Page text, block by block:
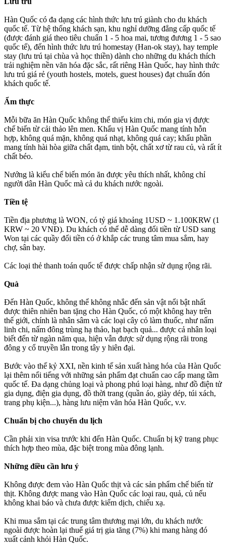
Hàn Quốc có đa dạng các hình thức lưu trú giành cho du khách
quốc tế. Từ hệ thống khách sạn, khu nghỉ dưỡng đẳng cấp quốc tế
(được đánh giá theo tiêu chuẩn 1 - 5 hoa mai, tương đương 1 - 5 sao
quốc tế), đến hình thức lưu trú homestay (Han-ok stay), hay temple
stay (lưu trú tại chùa và học thiền) dành cho những du khách thích
trải nghiệm nền văn hóa đặc sắc, rất riêng Hàn Quốc, hay hình thức
lưu trú giá rẻ (youth hostels, motels, guest houses) đạt chuẩn đón
khách quốc tế.
Ẩm thực
Mỗi bữa ăn Hàn Quốc không thể thiếu kim chi, món gia vị được
chế biến từ cải thảo lên men. Khẩu vị Hàn Quốc mang tính hỗn
hợp, không quá mặn, không quá nhạt, không quá cay; khẩu phần
mang tính hài hòa giữa chất đạm, tinh bột, chất xơ từ rau củ, và rất ít
chất béo.
Nướng là kiểu chế biến món ăn được yêu thích nhất, không chỉ
người dân Hàn Quốc mà cả du khách nước ngoài.
Tiền tệ
Tiền địa phương là WON, có tỷ giá khoảng 1USD ~ 1.100KRW (1
KRW ~ 20 VNĐ). Du khách có thể dễ dàng đổi tiền từ USD sang
Won tại các quầy đổi tiền có ở khắp các trung tâm mua sắm, hay
chợ, sân bay.
Các loại thẻ thanh toán quốc tế được chấp nhận sử dụng rộng rãi.
Quà
Đến Hàn Quốc, không thể không nhắc đến sản vật nổi bật nhất
được thiên nhiên ban tặng cho Hàn Quốc, có một không hay trên
thế giới, chính là nhân sâm và các loại cây cỏ làm thuốc, như nấm
linh chi, nấm đông trùng hạ thảo, hạt bạch quả... được cả nhân loại
biết đến từ ngàn năm qua, hiện vẫn được sử dụng rộng rãi trong
đông y cổ truyền lẫn trong tây y hiên đại.
Bước vào thế kỷ XXI, nền kinh tế sản xuất hàng hóa của Hàn Quốc
lại thêm nổi tiếng với những sản phẩm đạt chuẩn cao cấp mang tầm
quốc tế. Đa dạng chủng loại và phong phú loại hàng, như đồ điện tử
gia dụng, điện gia dụng, đồ thời trang (quần áo, giày dép, túi xách,
trang phụ kiện...), hàng lưu niệm văn hóa Hàn Quốc, v.v.
Chuẩn bị cho chuyến du lịch
Cần phải xin visa trước khi đến Hàn Quốc. Chuẩn bị kỹ trang phục
thích hợp theo mùa, đặc biệt trong mùa đông lạnh.
Những điều cần lưu ý
Không được đem vào Hàn Quốc thịt và các sản phẩm chế biến từ
thịt. Không được mang vào Hàn Quốc các loại rau, quả, củ nếu
không khai báo và chưa được kiểm dịch, chiếu xạ.
Khi mua sắm tại các trung tâm thương mại lớn, du khách nước
ngoài được hoàn lại thuế giá trị gia tăng (7%) khi mang hàng đó
xuất cảnh khỏi Hàn Quốc.